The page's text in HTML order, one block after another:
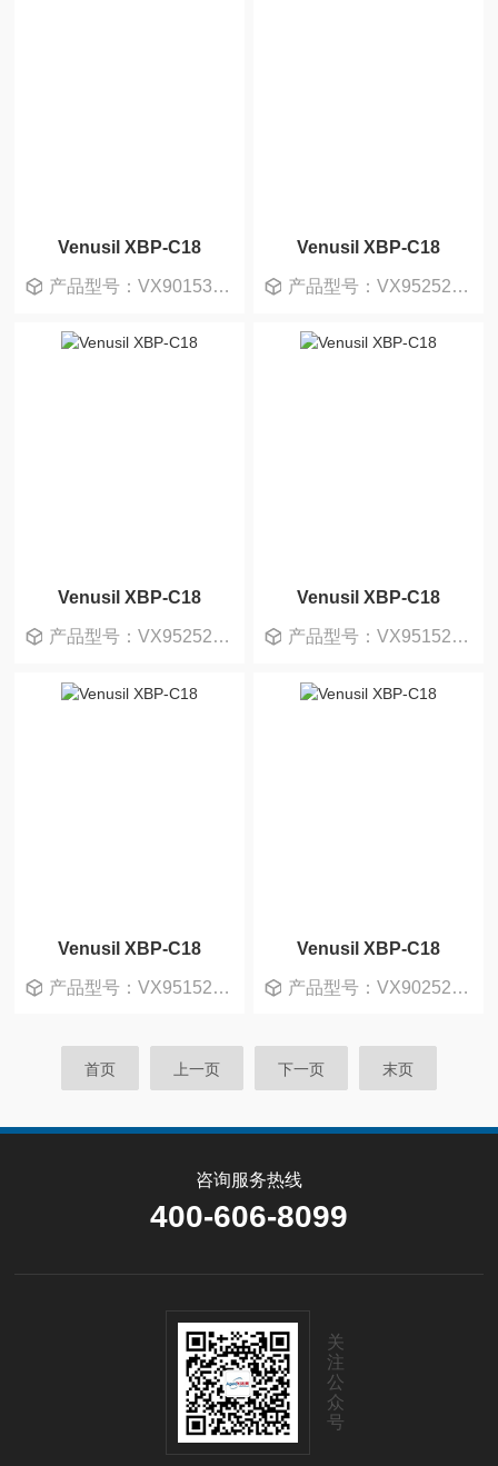
Venusil XBP-C18
产品型号：VX901530-T
Venusil XBP-C18
产品型号：VX952520-0
Venusil XBP-C18
产品型号：VX952520-T
Venusil XBP-C18
产品型号：VX951520-0
Venusil XBP-C18
产品型号：VX951520-T
Venusil XBP-C18
产品型号：VX902520-0
首页 上一页 下一页 末页
咨询服务热线
400-606-8099
关
注
公
众
号